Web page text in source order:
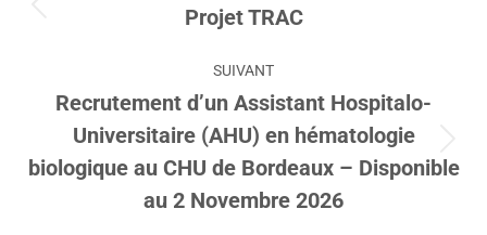
Article
:
Projet TRAC
SUIVANT
Article
suivant
:
Recrutement d’un Assistant Hospitalo-
Universitaire (AHU) en hématologie
biologique au CHU de Bordeaux – Disponible
au 2 Novembre 2026